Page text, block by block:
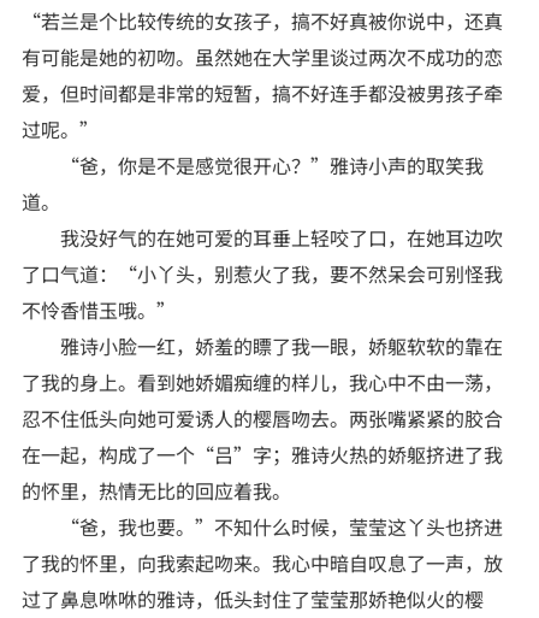
“若兰是个比较传统的女孩子，搞不好真被你说中，还真
有可能是她的初吻。虽然她在大学里谈过两次不成功的恋
爱，但时间都是非常的短暂，搞不好连手都没被男孩子牵
过呢。”
“爸，你是不是感觉很开心？”雅诗小声的取笑我
道。
我没好气的在她可爱的耳垂上轻咬了口，在她耳边吹
了口气道：“小丫头，别惹火了我，要不然呆会可别怪我
不怜香惜玉哦。”
雅诗小脸一红，娇羞的瞟了我一眼，娇躯软软的靠在
了我的身上。看到她娇媚痴缠的样儿，我心中不由一荡，
忍不住低头向她可爱诱人的樱唇吻去。两张嘴紧紧的胶合
在一起，构成了一个“吕”字；雅诗火热的娇躯挤进了我
的怀里，热情无比的回应着我。
“爸，我也要。”不知什么时候，莹莹这丫头也挤进
了我的怀里，向我索起吻来。我心中暗自叹息了一声，放
过了鼻息咻咻的雅诗，低头封住了莹莹那娇艳似火的樱